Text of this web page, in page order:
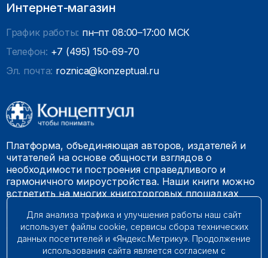
Интернет-магазин
График работы: пн–пт 08:00–17:00 МСК
Телефон: +7 (495) 150-69-70
Эл. почта: roznica@konzeptual.ru
Платформа, объединяющая авторов, издателей и
читателей на основе общности взглядов о
необходимости построения справедливого и
гармоничного мироустройства. Наши книги можно
встретить на многих книготорговых площадках
© 2009 – 2026. Все права защищены.
Для анализа трафика и улучшения работы наш сайт
использует файлы cookie, сервисы сбора технических
данных посетителей и «Яндекс.Метрику». Продолжение
использования сайта является согласием с